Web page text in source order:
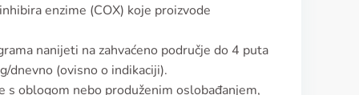
enzime (COX) koje proizvode
nanijeti na zahvaćeno područje do 4 puta
dnevno (ovisno o indikaciji).
oblogom nebo produženim oslobađanjem,